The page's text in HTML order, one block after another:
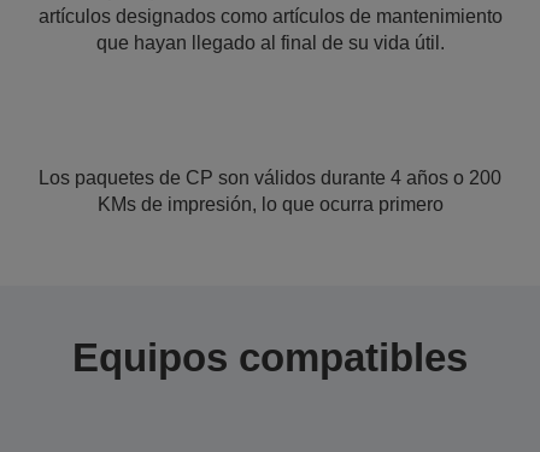
artículos designados como artículos de mantenimiento
que hayan llegado al final de su vida útil.
Los paquetes de CP son válidos durante 4 años o 200
KMs de impresión, lo que ocurra primero
Equipos compatibles